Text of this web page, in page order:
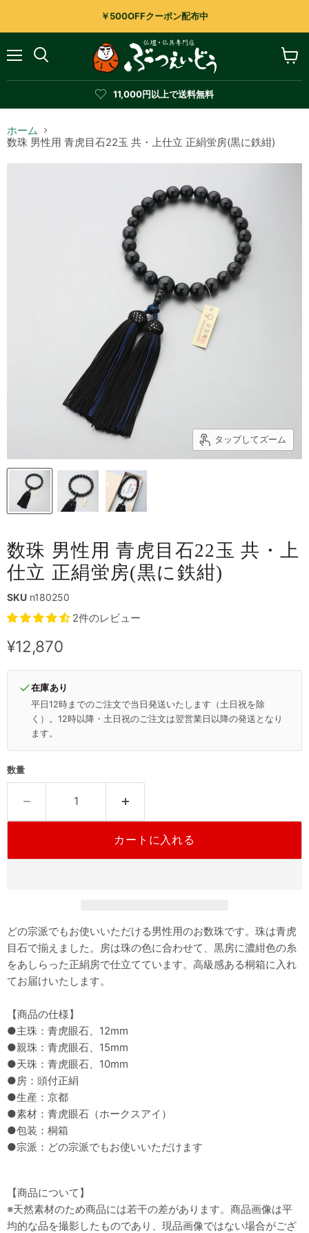
￥500OFFクーポン配布中
索
11,000円以上で送料無料
ー
見
ホーム
数珠 男性用 青虎目石22玉 共・上仕立 正絹蛍房(黒に鉄紺)
タップしてズーム
数珠 男性用 青虎目石22玉 共・上
仕立 正絹蛍房(黒に鉄紺)
SKU n180250
2件のレビュー
現在の価格
¥12,870
在庫あり
平日12時までのご注文で当日発送いたします（土日祝を除
く）。12時以降・土日祝のご注文は翌営業日以降の発送となり
ます。
数量
カートに入れる
どの宗派でもお使いいただける男性用のお数珠です。珠は青虎
目石で揃えました。房は珠の色に合わせて、黒房に濃紺色の糸
をあしらった正絹房で仕立てています。高級感ある桐箱に入れ
てお届けいたします。
【商品の仕様】
●主珠：青虎眼石、12mm
●親珠：青虎眼石、15mm
●天珠：青虎眼石、10mm
●房：頭付正絹
●生産：京都
●素材：青虎眼石（ホークスアイ）
●包装：桐箱
●宗派：どの宗派でもお使いいただけます
【商品について】
※天然素材のため商品には若干の差があります。商品画像は平
均的な品を撮影したものであり、現品画像ではない場合がござ